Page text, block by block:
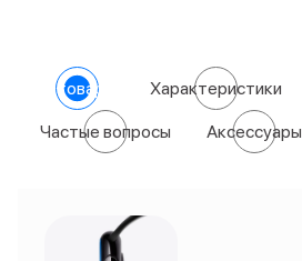
О товаре Характеристики
Частые вопросы Аксессуары